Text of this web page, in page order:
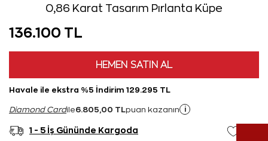
0,86 Karat Tasarım Pırlanta Küpe
136.100 TL
HEMEN SATIN AL
Havale ile ekstra %5 İndirim 129.295 TL
Diamond Cardile6.805,00 TL puan kazanın i
1 - 5 İş Gününde Kargoda